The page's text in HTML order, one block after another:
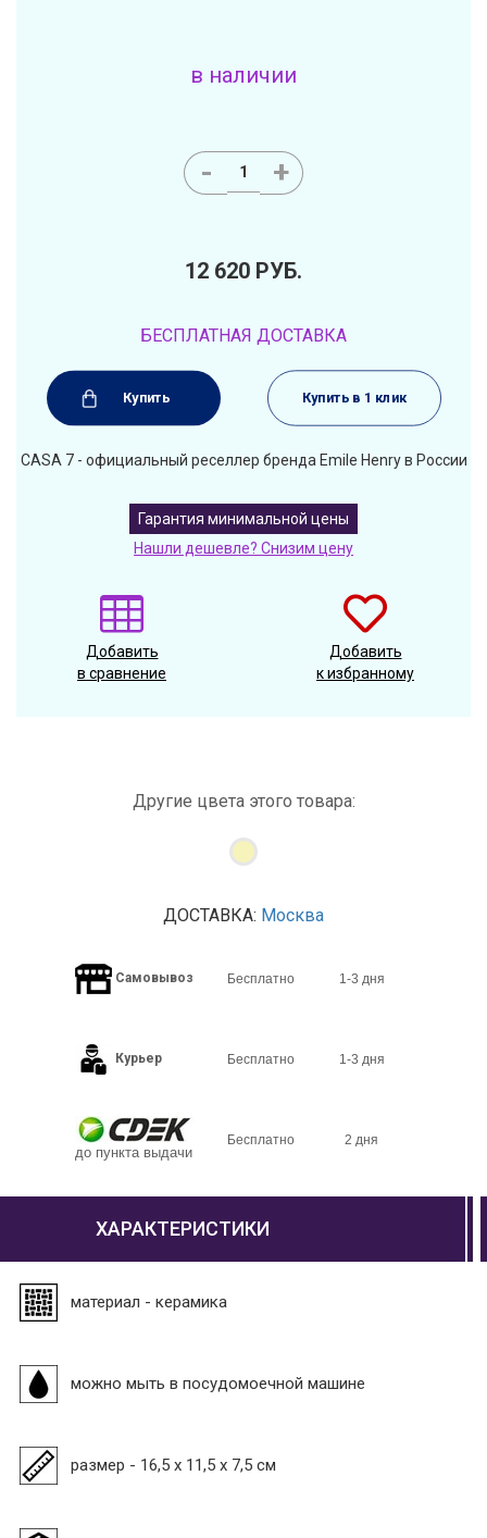
в наличии
- +
12 620 РУБ.
БЕСПЛАТНАЯ ДОСТАВКА
Купить Купить в 1 клик
CASA 7 - официальный реселлер бренда Emile Henry в России
Гарантия минимальной цены
Нашли дешевле? Снизим цену
Добавить
в сравнение
Добавить
к избранному
Другие цвета этого товара:
ДОСТАВКА: Москва
Самовывоз Бесплатно 1-3 дня
Курьер Бесплатно 1-3 дня
до пункта выдачи
Бесплатно 2 дня
ХАРАКТЕРИСТИКИ
материал - керамика
можно мыть в посудомоечной машине
размер - 16,5 x 11,5 х 7,5 см